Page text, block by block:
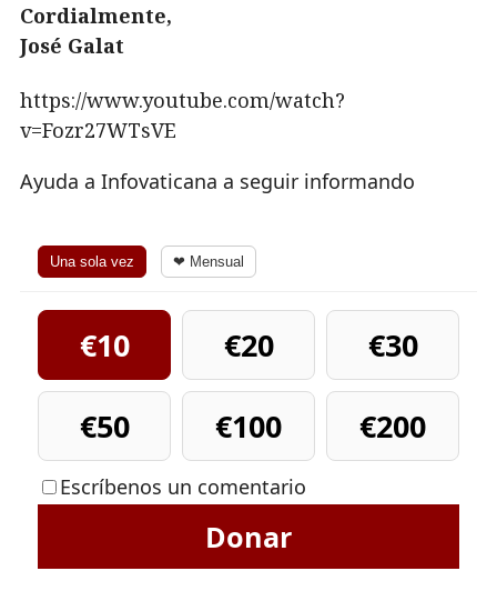
Cordialmente,
José Galat
https://www.youtube.com/watch?
v=Fozr27WTsVE
Ayuda a Infovaticana a seguir informando
Una sola vez ❤ Mensual
€10 €20
€30
€50
€100 €200
Escríbenos un comentario
Donar